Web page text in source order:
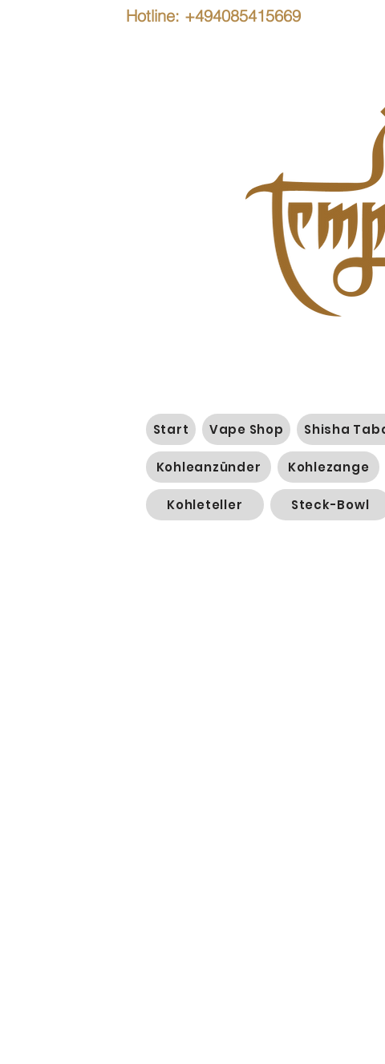
Hotline: +494085415669
Start Vape Shop Shisha
Kohleanzünder Kohlezange
Kohleteller Steck-Bowl